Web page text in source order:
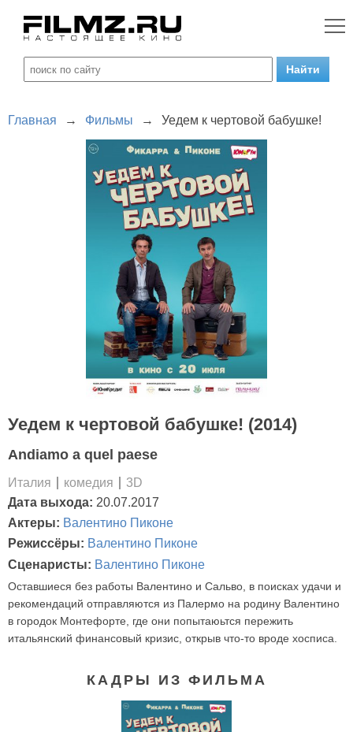
Главная → Фильмы → Уедем к чертовой бабушке!
Уедем к чертовой бабушке! (2014)
Andiamo a quel paese
Италия комедия
3D
Дата выхода: 20.07.2017
Актеры: Валентино Пиконе
Режиссёры: Валентино Пиконе
Сценаристы: Валентино Пиконе
Оставшиеся без работы Валентино и Сальво, в поисках удачи и
рекомендаций отправляются из Палермо на родину Валентино
в городок Монтефорте, где они попытаюьтся пережить
итальянский финансовый кризис, открыв что-то вроде хосписа.
КАДРЫ ИЗ ФИЛЬМА